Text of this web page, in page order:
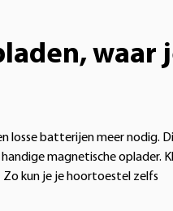
waar
losse batterijen meer nodig.
magnetische oplader.
Zo kun je je hoortoestel zelfs